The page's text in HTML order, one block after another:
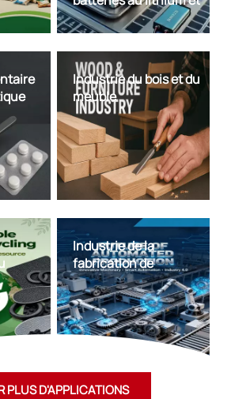
des nouvelles
énergies
Industrie du bois et du
meuble
Industrie de la
fabrication de
machines et des
équipements
d'automatisation
PLUS D'APPLICATIONS